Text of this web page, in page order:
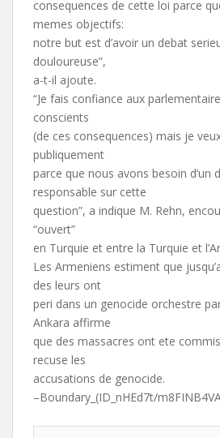
consequences de cette loi parce
memes objectifs:
notre but est d’avoir un debat
douloureuse”,
a-t-il ajoute.
“Je fais confiance aux
conscients
(de ces consequences) mais je
publiquement
parce que nous avons besoin d’un
responsable sur cette
question”, a indique M. Rehn,
“ouvert”
en Turquie et entre la Turquie et
Les Armeniens estiment que
des leurs ont
peri dans un genocide orchestre
Ankara affirme
que des massacres ont ete
recuse les
accusations de genocide.
–Boundary_(ID_nHEd7t/